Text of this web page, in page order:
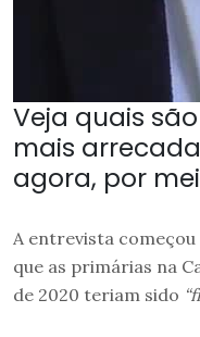
Veja quais
mais
agora, por
A entrevista
que as primárias na
de 2020 teriam sido